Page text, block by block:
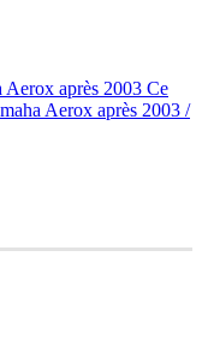
après 2003 Ce
Aerox après 2003 /